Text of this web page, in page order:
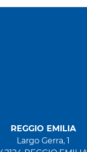
REGGIO EMILIA
Largo Gerra, 1